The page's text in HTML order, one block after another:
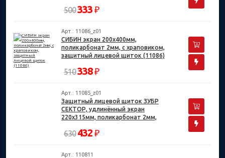
500333 ₽
Арт.: 11086_z01
СИБИН экран 200х400мм,
поликарбонат 2мм, с храповиком,
защитный лицевой щиток (11086)
510338₽
Арт.: 11085_z01
Защитный лицевой щиток ЗУБР
СЕКТОР, удлинённый экран
220х315мм, поликарбонат 2мм,
630 432 ₽
Арт.: 110811